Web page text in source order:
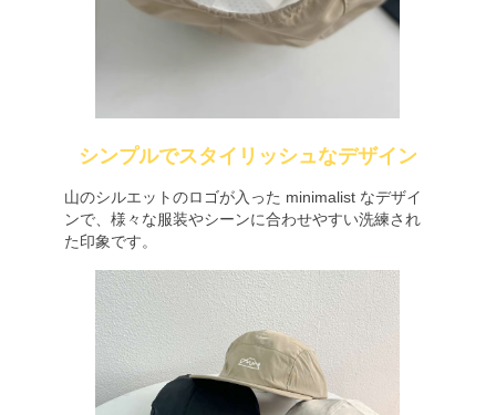
シンプルでスタイリッシュなデザイン
山のシルエットのロゴが入った minimalist なデザイ
ンで、様々な服装やシーンに合わせやすい洗練され
た印象です。